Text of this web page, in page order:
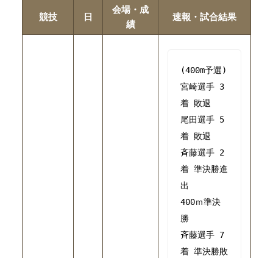
競技 日
会場・成
績
速報・試合結果
(400m予選)
宮崎選手 3
着 敗退
尾田選手 5
着 敗退
斉藤選手 2
着 準決勝進
400ｍ準決
勝
斉藤選手 7
着 準決勝敗